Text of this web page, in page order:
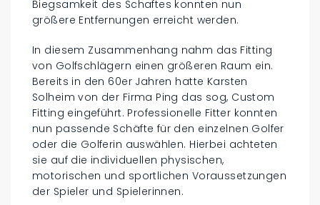
Biegsamkeit des Schaftes konnten nun
größere Entfernungen erreicht werden.
In diesem Zusammenhang nahm das Fitting
von Golfschlägern einen größeren Raum ein.
Bereits in den 60er Jahren hatte Karsten
Solheim von der Firma Ping das sog, Custom
Fitting eingeführt. Professionelle Fitter konnten
nun passende Schäfte für den einzelnen Golfer
oder die Golferin auswählen. Hierbei achteten
sie auf die individuellen physischen,
motorischen und sportlichen Voraussetzungen
der Spieler und Spielerinnen.